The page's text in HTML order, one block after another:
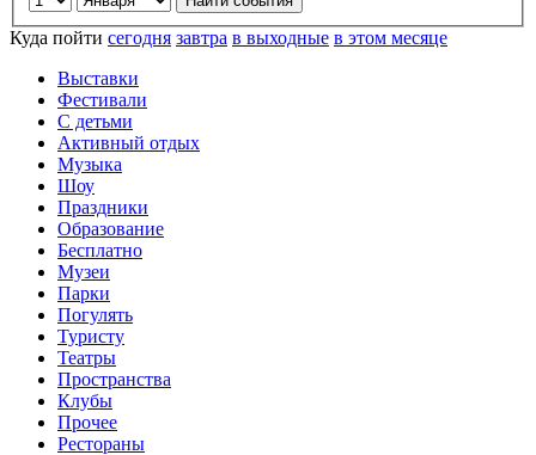
Куда пойти сегодня завтра в выходные в этом месяце
Выставки
Фестивали
С детьми
Активный отдых
Музыка
Шоу
Праздники
Образование
Бесплатно
Музеи
Парки
Погулять
Туристу
Театры
Пространства
Клубы
Прочее
Рестораны